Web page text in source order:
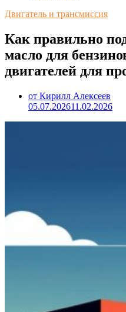
Двигатель и трансмиссия
Как правильно
масло для
двигателей для
от Кирилл Алексеев
05.07.202611.02.2026